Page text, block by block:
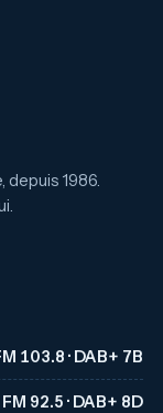
1986.
103.8 · DAB+ 7B
FM 92.5 · DAB+ 8D